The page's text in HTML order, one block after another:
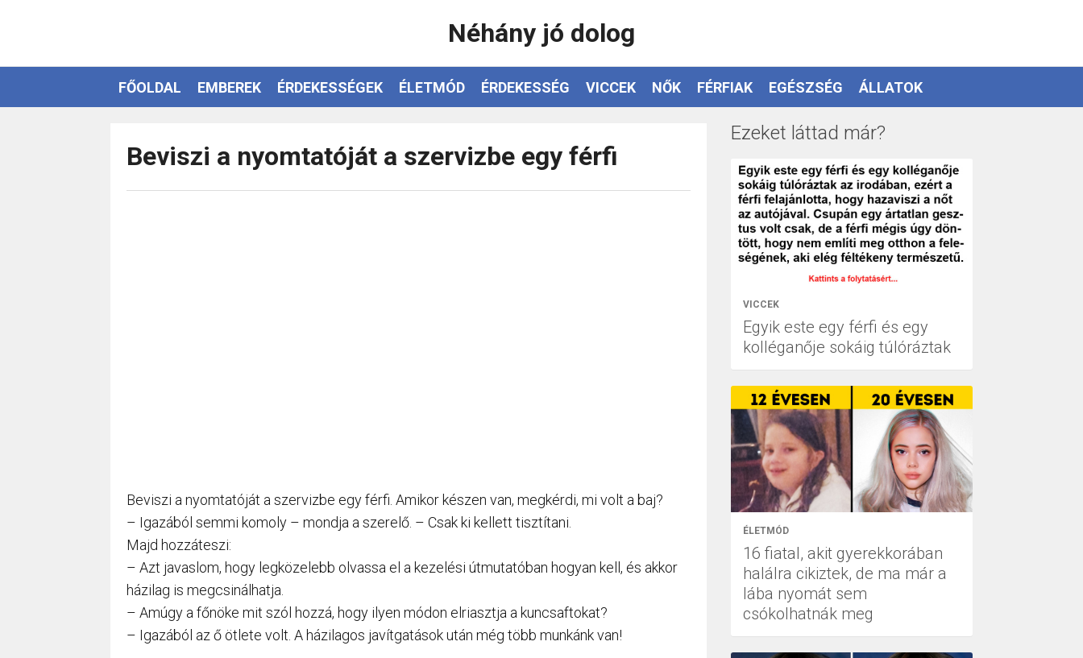
Néhány jó dolog
FŐOLDAL EMBEREK ÉRDEKESSÉGEK ÉLETMÓD ÉRDEKESSÉG VICCEK NŐK FÉRFIAK EGÉSZSÉG ÁLLATOK
Beviszi a nyomtatóját a szervizbe egy férfi
Beviszi a nyomtatóját a szervizbe egy férfi. Amikor készen van, megkérdi, mi volt a baj?
– Igazából semmi komoly – mondja a szerelő. – Csak ki kellett tisztítani.
Majd hozzáteszi:
– Azt javaslom, hogy legközelebb olvassa el a kezelési útmutatóban hogyan kell, és akkor
házilag is megcsinálhatja.
– Amúgy a főnöke mit szól hozzá, hogy ilyen módon elriasztja a kuncsaftokat?
– Igazából az ő ötlete volt. A házilagos javítgatások után még több munkánk van!
Ezeket láttad már?
VICCEK
Egyik este egy férfi és egy
kolléganője sokáig túlóráztak
ÉLETMÓD
16 fiatal, akit gyerekkorában
halálra cikiztek, de ma már a
lába nyomát sem
csókolhatnák meg